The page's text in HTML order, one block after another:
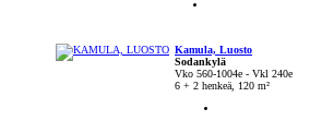
Kamula, Luosto
Sodankylä
Vko 560-1004e - Vkl 240e
6 + 2 henkeä, 120 m²